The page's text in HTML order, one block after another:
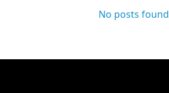
No posts found